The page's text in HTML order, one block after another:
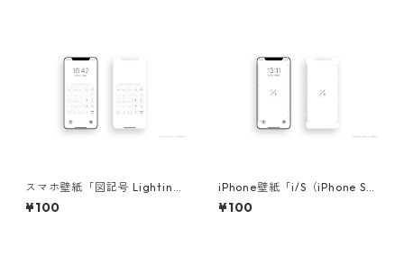
スマホ壁紙「図記号 Lighting
equipment ver.White」
¥100
iPhone壁紙「i/S（iPhone Sc
ale）ver.White」
¥100